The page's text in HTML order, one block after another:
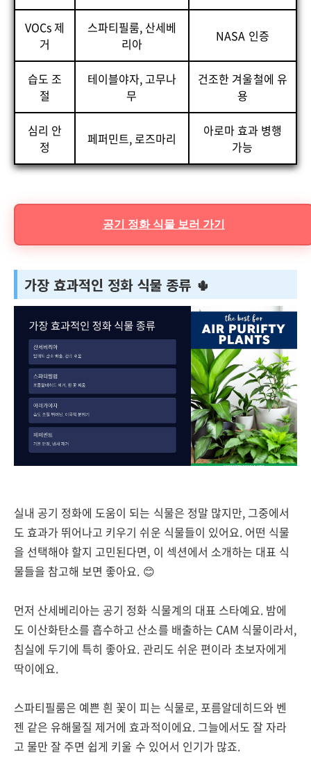
VOCs 제
거
스파티필룸, 산세베
리아
NASA 인증
습도 조
절
테이블야자, 고무나
무
건조한 겨울철에 유
용
심리 안
정
페퍼민트, 로즈마리
아로마 효과 병행
가능
공기 정화 식물 보러 가기
가장 효과적인 정화 식물 종류 🌵
실내 공기 정화에 도움이 되는 식물은 정말 많지만, 그중에서
도 효과가 뛰어나고 키우기 쉬운 식물들이 있어요. 어떤 식물
을 선택해야 할지 고민된다면, 이 섹션에서 소개하는 대표 식
물들을 참고해 보면 좋아요. 😊
먼저 산세베리아는 공기 정화 식물계의 대표 스타예요. 밤에
도 이산화탄소를 흡수하고 산소를 배출하는 CAM 식물이라서,
침실에 두기에 특히 좋아요. 관리도 쉬운 편이라 초보자에게
딱이에요.
스파티필룸은 예쁜 흰 꽃이 피는 식물로, 포름알데히드와 벤
젠 같은 유해물질 제거에 효과적이에요. 그늘에서도 잘 자라
고 물만 잘 주면 쉽게 키울 수 있어서 인기가 많죠.